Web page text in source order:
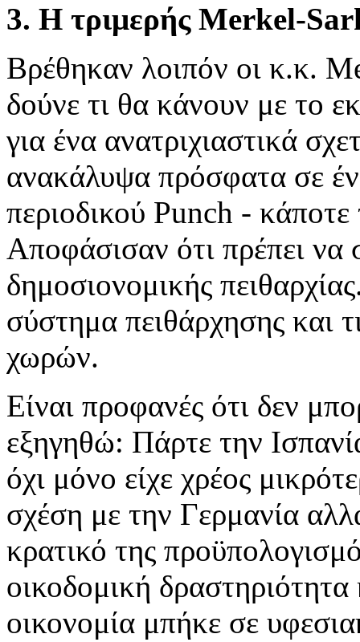
3. Η τριμερής Merkel-
Βρέθηκαν λοιπόν οι κ.κ.
δούνε τι θα κάνουν με το
για ένα ανατριχιαστικά
ανακάλυψα πρόσφατα σε
περιοδικού Punch -
Αποφάσισαν ότι πρέπει να
δημοσιονομικής
σύστημα πειθάρχησης και
χωρών.
Είναι προφανές ότι δεν
εξηγηθώ: Πάρτε την
όχι μόνο είχε χρέος
σχέση με την Γερμανία
κρατικό της
οικοδομική
οικονομία μπήκε σε